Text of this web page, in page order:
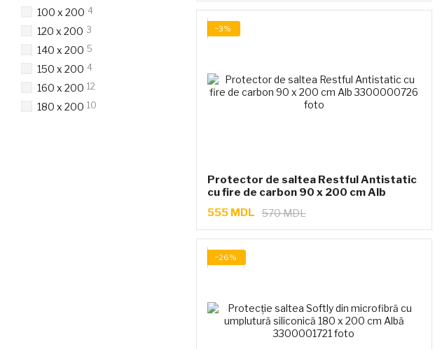
−3%
Protector de saltea Restful Antistatic
cu fire de carbon 90 x 200 cm Alb
570 MDL
555 MDL
−26%
100 x 200 4
120 x 200 3
140 x 200 5
150 x 200 4
160 x 200 12
180 x 200 10